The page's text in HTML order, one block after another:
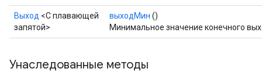
Выход <С плавающей
запятой>
выходМин ()
Минимальное значение конечного
Унаследованные методы